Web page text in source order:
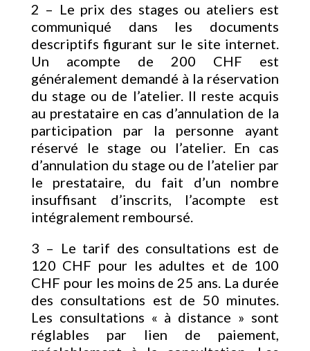
2 – Le prix des stages ou ateliers est
communiqué dans les documents
descriptifs figurant sur le site internet.
Un acompte de 200 CHF est
généralement demandé à la réservation
du stage ou de l’atelier. Il reste acquis
au prestataire en cas d’annulation de la
participation par la personne ayant
réservé le stage ou l’atelier. En cas
d’annulation du stage ou de l’atelier par
le prestataire, du fait d’un nombre
insuffisant d’inscrits, l’acompte est
intégralement remboursé.
3 – Le tarif des consultations est de
120 CHF pour les adultes et de 100
CHF pour les moins de 25 ans. La durée
des consultations est de 50 minutes.
Les consultations « à distance » sont
réglables par lien de paiement,